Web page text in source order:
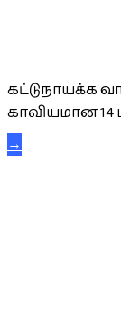
கட்டுநாயக்க
காவியமான 14
→